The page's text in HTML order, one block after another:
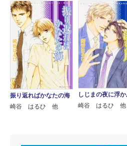
振り返ればかなたの海
崎谷 はるひ 他
しじまの夜に浮か
崎谷 はるひ 他